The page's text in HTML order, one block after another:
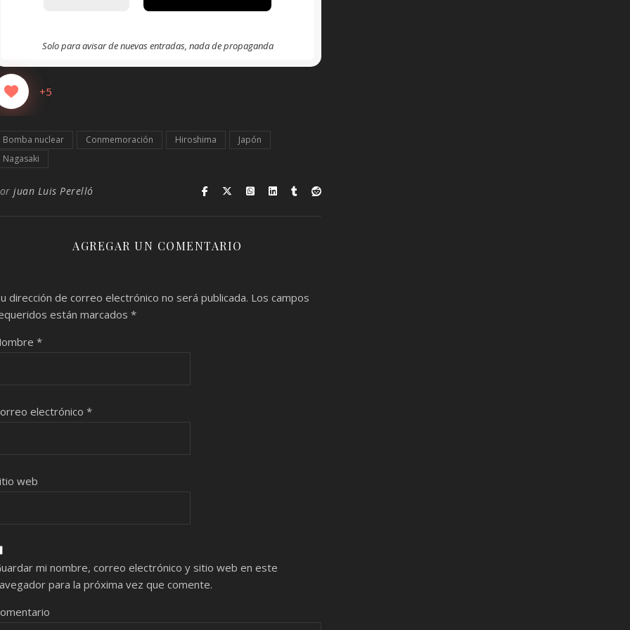
Solo para avisar de nuevas entradas, nada de propaganda
+5
Bomba nuclear Conmemoración Hiroshima
Japón
Nagasaki
juan Luis Perelló
AGREGAR UN COMENTARIO
dirección de correo electrónico no será publicada. Los campos
están marcados *
*
electrónico *
web
mi nombre, correo electrónico y sitio web en este
para la próxima vez que comente.